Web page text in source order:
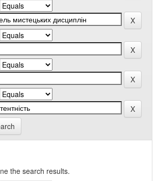
the search results.